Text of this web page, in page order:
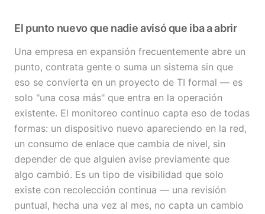
El punto nuevo que nadie avisó que iba a abrir
Una empresa en expansión frecuentemente abre un
punto, contrata gente o suma un sistema sin que
eso se convierta en un proyecto de TI formal — es
solo "una cosa más" que entra en la operación
existente. El monitoreo continuo capta eso de todas
formas: un dispositivo nuevo apareciendo en la red,
un consumo de enlace que cambia de nivel, sin
depender de que alguien avise previamente que
algo cambió. Es un tipo de visibilidad que solo
existe con recolección continua — una revisión
puntual, hecha una vez al mes, no capta un cambio